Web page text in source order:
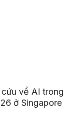
về AI trong
ở Singapore